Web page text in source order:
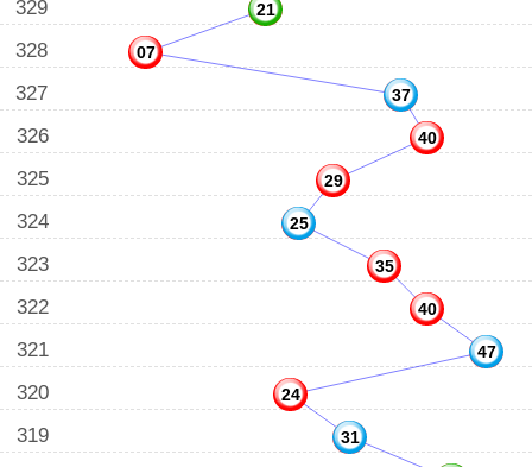
329 21
328 07
327 37
326 40
325 29
324 25
323 35
322 40
321 47
320 24
319 31